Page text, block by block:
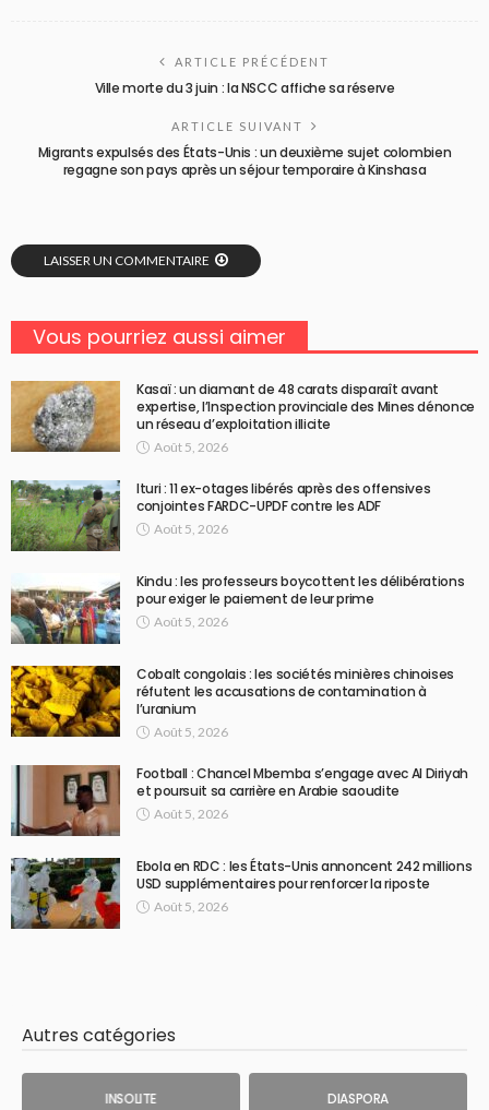
ARTICLE PRÉCÉDENT
Ville morte du 3 juin : la NSCC affiche sa réserve
ARTICLE SUIVANT
Migrants expulsés des États-Unis : un deuxième sujet colombien
regagne son pays après un séjour temporaire à Kinshasa
LAISSER UN COMMENTAIRE
Vous pourriez aussi aimer
Kasaï : un diamant de 48 carats disparaît avant
expertise, l’Inspection provinciale des Mines dénonce
un réseau d’exploitation illicite
Août 5, 2026
Ituri : 11 ex-otages libérés après des offensives
conjointes FARDC-UPDF contre les ADF
Août 5, 2026
Kindu : les professeurs boycottent les délibérations
pour exiger le paiement de leur prime
Août 5, 2026
Cobalt congolais : les sociétés minières chinoises
réfutent les accusations de contamination à
l’uranium
Août 5, 2026
Football : Chancel Mbemba s’engage avec Al Diriyah
et poursuit sa carrière en Arabie saoudite
Août 5, 2026
Ebola en RDC : les États-Unis annoncent 242 millions
USD supplémentaires pour renforcer la riposte
Août 5, 2026
Autres catégories
INSOLITE DIASPORA